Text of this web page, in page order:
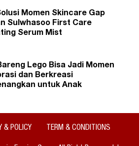
Momen Skincare Gap
Sulwhasoo First Care
Serum Mist
Lego Bisa Jadi Momen
dan Berkreasi
untuk Anak
& POLICY TERM & CONDITIONS